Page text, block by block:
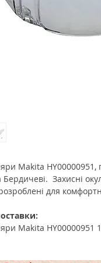
Makita
Захисні
для
Makita HY00000951